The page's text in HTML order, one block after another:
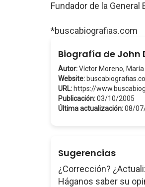
Fundador de la General
*buscabiografias.com
Biografía de John
Autor:Víctor Moreno,
Website:
URL: https://
Publicación:03/10/2005
Última actualización:08/
Sugerencias
¿Corrección?
Háganos saber su